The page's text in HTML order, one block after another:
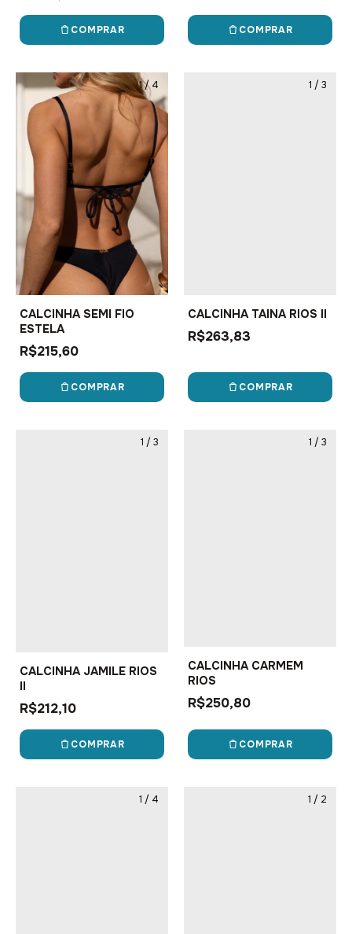
COMPRAR COMPRAR
1/4
CALCINHA SEMI FIO
ESTELA
R$215,60
COMPRAR
1 / 3
CALCINHA TAINA RIOS II
R$263,83
COMPRAR
1 / 3
CALCINHA JAMILE RIOS
II
R$212,10
COMPRAR
1 / 3
CALCINHA CARMEM
RIOS
R$250,80
COMPRAR
1 / 4 1 / 2